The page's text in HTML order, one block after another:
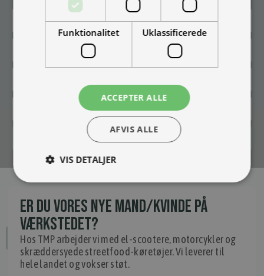
Fortryd dit køb
Funktionalitet Uklassificerede
ACCEPTER ALLE
AFVIS ALLE
VIS DETALJER
ER DU VORES NYE MAND/KVINDE PÅ
VÆRKSTEDET?
Hos TMP arbejder vi med el-scootere, motorcykler og
skræddersyede streetfood-køretøjer. Vi leverer til
hele landet og vokser støt.